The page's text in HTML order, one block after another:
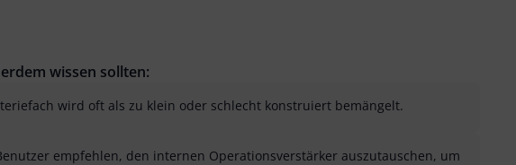
wissen sollten:
wird oft als zu klein oder schlecht konstruiert bemängelt.
empfehlen, den internen Operationsverstärker auszutauschen, um